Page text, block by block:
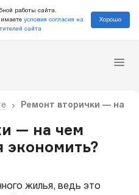
работы сайта.
условия согласия на
сайта
Хорошо
Ремонт вторички — на
— на чем
экономить?
жилья, ведь это